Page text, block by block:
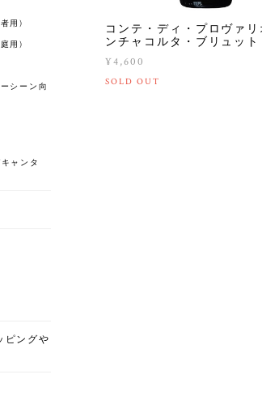
コンテ・ディ・プロヴァリ
ンチャコルタ・ブリュット
¥4,600
SOLD OUT
用)
用)
シーン向
ャンタ
ピングや